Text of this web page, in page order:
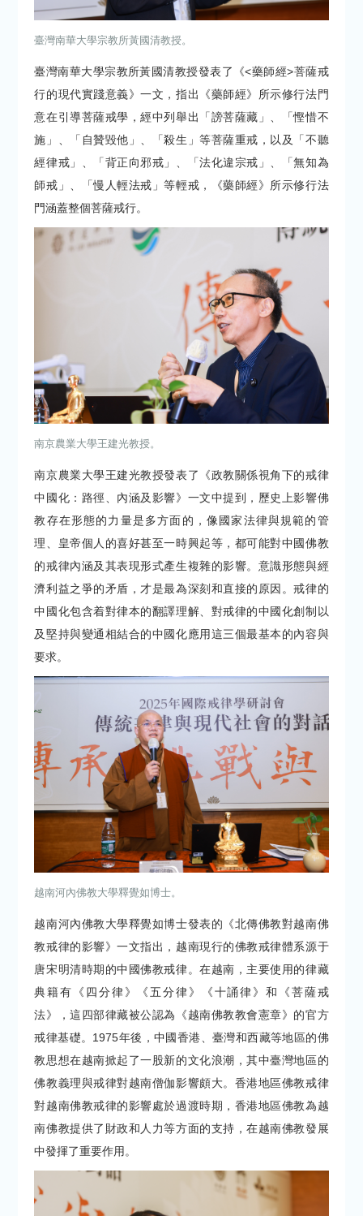
臺灣南華大學宗教所黃國清教授。
臺灣南華大學宗教所黃國清教授發表了《<藥師經>菩薩戒
行的現代實踐意義》一文，指出《藥師經》所示修行法門
意在引導菩薩戒學，經中列舉出「謗菩薩藏」、「慳惜不
施」、「自贊毀他」、「殺生」等菩薩重戒，以及「不聽
經律戒」、「背正向邪戒」、「法化違宗戒」、「無知為
師戒」、「慢人輕法戒」等輕戒，《藥師經》所示修行法
門涵蓋整個菩薩戒行。
南京農業大學王建光教授。
南京農業大學王建光教授發表了《政教關係視角下的戒律
中國化：路徑、內涵及影響》一文中提到，歷史上影響佛
教存在形態的力量是多方面的，像國家法律與規範的管
理、皇帝個人的喜好甚至一時興起等，都可能對中國佛教
的戒律內涵及其表現形式產生複雜的影響。意識形態與經
濟利益之爭的矛盾，才是最為深刻和直接的原因。戒律的
中國化包含着對律本的翻譯理解、對戒律的中國化創制以
及堅持與變通相結合的中國化應用這三個最基本的內容與
要求。
越南河內佛教大學釋覺如博士。
越南河內佛教大學釋覺如博士發表的《北傳佛教對越南佛
教戒律的影響》一文指出，越南現行的佛教戒律體系源于
唐宋明清時期的中國佛教戒律。在越南，主要使用的律藏
典籍有《四分律》《五分律》《十誦律》和《菩薩戒
法》，這四部律藏被公認為《越南佛教教會憲章》的官方
戒律基礎。1975年後，中國香港、臺灣和西藏等地區的佛
教思想在越南掀起了一股新的文化浪潮，其中臺灣地區的
佛教義理與戒律對越南僧伽影響頗大。香港地區佛教戒律
對越南佛教戒律的影響處於過渡時期，香港地區佛教為越
南佛教提供了財政和人力等方面的支持，在越南佛教發展
中發揮了重要作用。